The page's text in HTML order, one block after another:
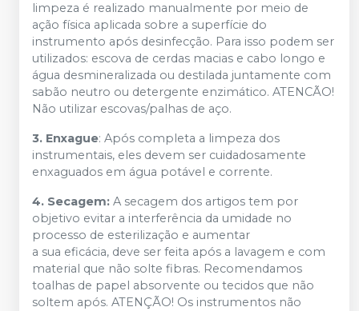
limpeza é realizado manualmente por meio de
ação física aplicada sobre a superfície do
instrumento após desinfecção. Para isso podem ser
utilizados: escova de cerdas macias e cabo longo e
água desmineralizada ou destilada juntamente com
sabão neutro ou detergente enzimático. ATENCÃO!
Não utilizar escovas/palhas de aço.
3. Enxague: Após completa a limpeza dos
instrumentais, eles devem ser cuidadosamente
enxaguados em água potável e corrente.
4. Secagem: A secagem dos artigos tem por
objetivo evitar a interferência da umidade no
processo de esterilização e aumentar
a sua eficácia, deve ser feita após a lavagem e com
material que não solte fibras. Recomendamos
toalhas de papel absorvente ou tecidos que não
soltem após. ATENÇÃO! Os instrumentos não